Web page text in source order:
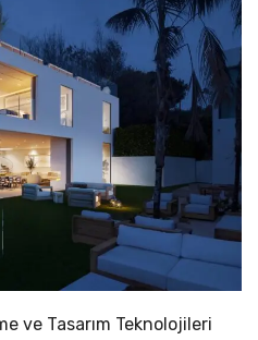
ve Tasarım Teknolojileri